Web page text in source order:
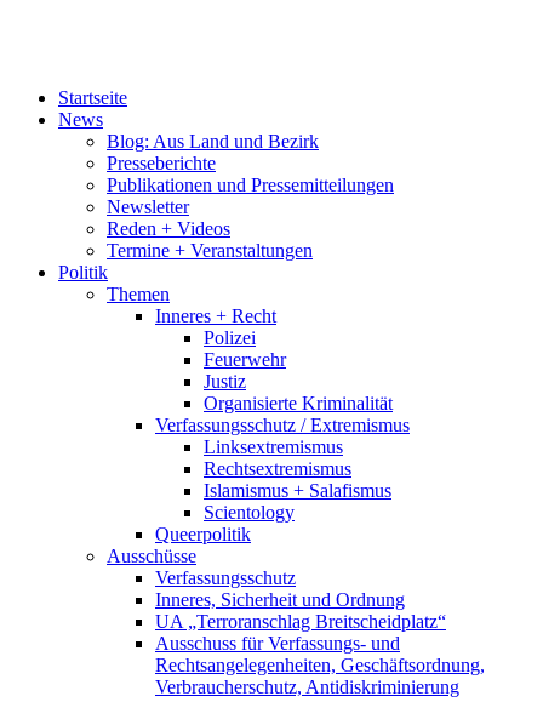
Startseite
News
Blog: Aus Land und Bezirk
Presseberichte
Publikationen und Pressemitteilungen
Newsletter
Reden + Videos
Termine + Veranstaltungen
Politik
Themen
Inneres + Recht
Polizei
Feuerwehr
Justiz
Organisierte Kriminalität
Verfassungsschutz / Extremismus
Linksextremismus
Rechtsextremismus
Islamismus + Salafismus
Scientology
Queerpolitik
Ausschüsse
Verfassungsschutz
Inneres, Sicherheit und Ordnung
UA „Terroranschlag Breitscheidplatz“
Ausschuss für Verfassungs- und
Rechtsangelegenheiten, Geschäftsordnung,
Verbraucherschutz, Antidiskriminierung